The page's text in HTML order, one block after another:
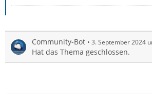
Community-Bot 3. September 2024
Hat das Thema geschlossen.